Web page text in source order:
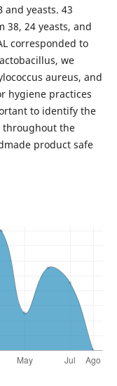
and yeasts. 43
38, 24 yeasts, and
corresponded to
we
aureus, and
hygiene practices
to identify the
throughout the
product safe